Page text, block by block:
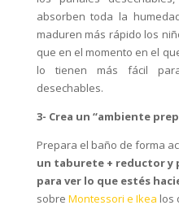
absorben toda la
maduren más rápido los
que en el momento en el
lo tienen más fácil
desechables.
3- Crea un “ambiente
Prepara el baño de forma
un taburete + reductor y
para ver lo que estés
sobre Montessori e Ikea los